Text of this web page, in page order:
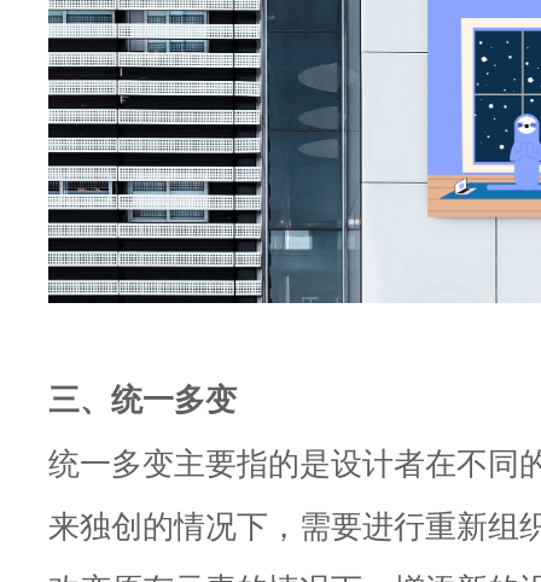
三、统一多变
统一多变主要指的是设计者在不同
来独创的情况下，需要进行重新组